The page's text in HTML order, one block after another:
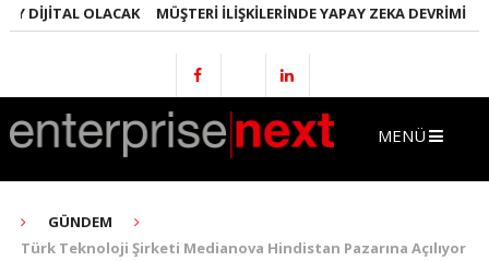
DIJITAL OLACAK MÜŞTERI İLIŞKILERINDE YAPAY ZEKA DEVRIMI
MENÜ
GÜNDEM
Türk Teknoloji Şirketi Medianova Hindistan Pazarına Açılıyor